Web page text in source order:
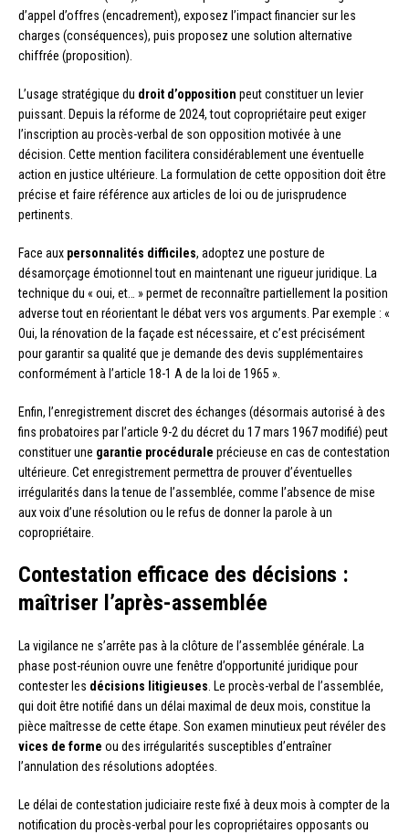
d’appel d’offres (encadrement), exposez l’impact financier sur les
charges (conséquences), puis proposez une solution alternative
chiffrée (proposition).
L’usage stratégique du droit d’opposition peut constituer un levier
puissant. Depuis la réforme de 2024, tout copropriétaire peut exiger
l’inscription au procès-verbal de son opposition motivée à une
décision. Cette mention facilitera considérablement une éventuelle
action en justice ultérieure. La formulation de cette opposition doit être
précise et faire référence aux articles de loi ou de jurisprudence
pertinents.
Face aux personnalités difficiles, adoptez une posture de
désamorçage émotionnel tout en maintenant une rigueur juridique. La
technique du « oui, et… » permet de reconnaître partiellement la position
adverse tout en réorientant le débat vers vos arguments. Par exemple : «
Oui, la rénovation de la façade est nécessaire, et c’est précisément
pour garantir sa qualité que je demande des devis supplémentaires
conformément à l’article 18-1 A de la loi de 1965 ».
Enfin, l’enregistrement discret des échanges (désormais autorisé à des
fins probatoires par l’article 9-2 du décret du 17 mars 1967 modifié) peut
constituer une garantie procédurale précieuse en cas de contestation
ultérieure. Cet enregistrement permettra de prouver d’éventuelles
irrégularités dans la tenue de l’assemblée, comme l’absence de mise
aux voix d’une résolution ou le refus de donner la parole à un
copropriétaire.
Contestation efficace des décisions :
maîtriser l’après-assemblée
La vigilance ne s’arrête pas à la clôture de l’assemblée générale. La
phase post-réunion ouvre une fenêtre d’opportunité juridique pour
contester les décisions litigieuses. Le procès-verbal de l’assemblée,
qui doit être notifié dans un délai maximal de deux mois, constitue la
pièce maîtresse de cette étape. Son examen minutieux peut révéler des
vices de forme ou des irrégularités susceptibles d’entraîner
l’annulation des résolutions adoptées.
Le délai de contestation judiciaire reste fixé à deux mois à compter de la
notification du procès-verbal pour les copropriétaires opposants ou